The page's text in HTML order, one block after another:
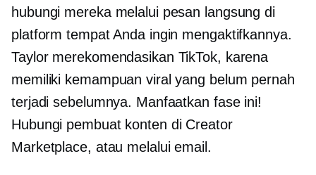
hubungi mereka melalui pesan langsung di
platform tempat Anda ingin mengaktifkannya.
Taylor merekomendasikan TikTok, karena
memiliki kemampuan viral yang belum pernah
terjadi sebelumnya. Manfaatkan fase ini!
Hubungi pembuat konten di Creator
Marketplace, atau melalui email.